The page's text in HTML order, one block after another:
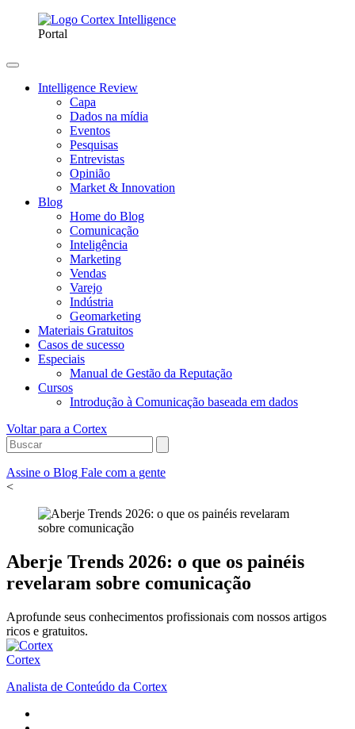
Portal
Intelligence Review
Capa
Dados na mídia
Eventos
Pesquisas
Entrevistas
Opinião
Market & Innovation
Blog
Home do Blog
Comunicação
Inteligência
Marketing
Vendas
Varejo
Indústria
Geomarketing
Materiais Gratuitos
Casos de sucesso
Especiais
Manual de Gestão da Reputação
Cursos
Introdução à Comunicação baseada em dados
Voltar para a Cortex
Assine o Blog Fale com a gente
<
Aberje Trends 2026: o que os painéis
revelaram sobre comunicação
Aprofunde seus conhecimentos profissionais com nossos artigos
ricos e gratuitos.
Cortex
Analista de Conteúdo da Cortex